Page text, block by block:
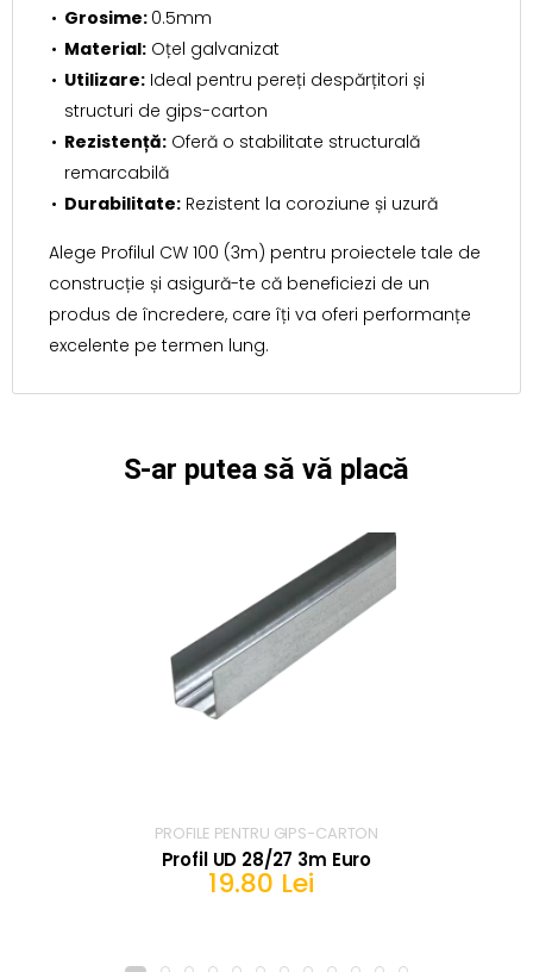
Grosime: 0.5mm
Material: Oțel galvanizat
Utilizare: Ideal pentru pereți despărțitori și
structuri de gips-carton
Rezistență: Oferă o stabilitate structurală
remarcabilă
Durabilitate: Rezistent la coroziune și uzură
Alege Profilul CW 100 (3m) pentru proiectele tale de
construcție și asigură-te că beneficiezi de un
produs de încredere, care îți va oferi performanțe
excelente pe termen lung.
S-ar putea să vă placă
PROFILE PENTRU GIPS-CARTON
Profil UD 28/27 3m Euro
19.80 Lei